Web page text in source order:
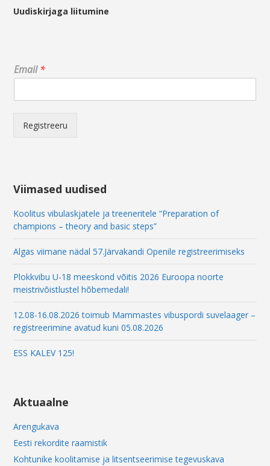
Uudiskirjaga liitumine
*
E
a
Email*
Registreeru
Viimased uudised
Koolitus vibulaskjatele ja treeneritele “Preparation of
champions – theory and basic steps”
Algas viimane nädal 57.Järvakandi Openile registreerimiseks
Plokkvibu U-18 meeskond võitis 2026 Euroopa noorte
meistrivõistlustel hõbemedali!
12.08-16.08.2026 toimub Mammastes vibuspordi suvelaager –
registreerimine avatud kuni 05.08.2026
ESS KALEV 125!
Aktuaalne
Arengukava
Eesti rekordite raamistik
Kohtunike koolitamise ja litsentseerimise tegevuskava